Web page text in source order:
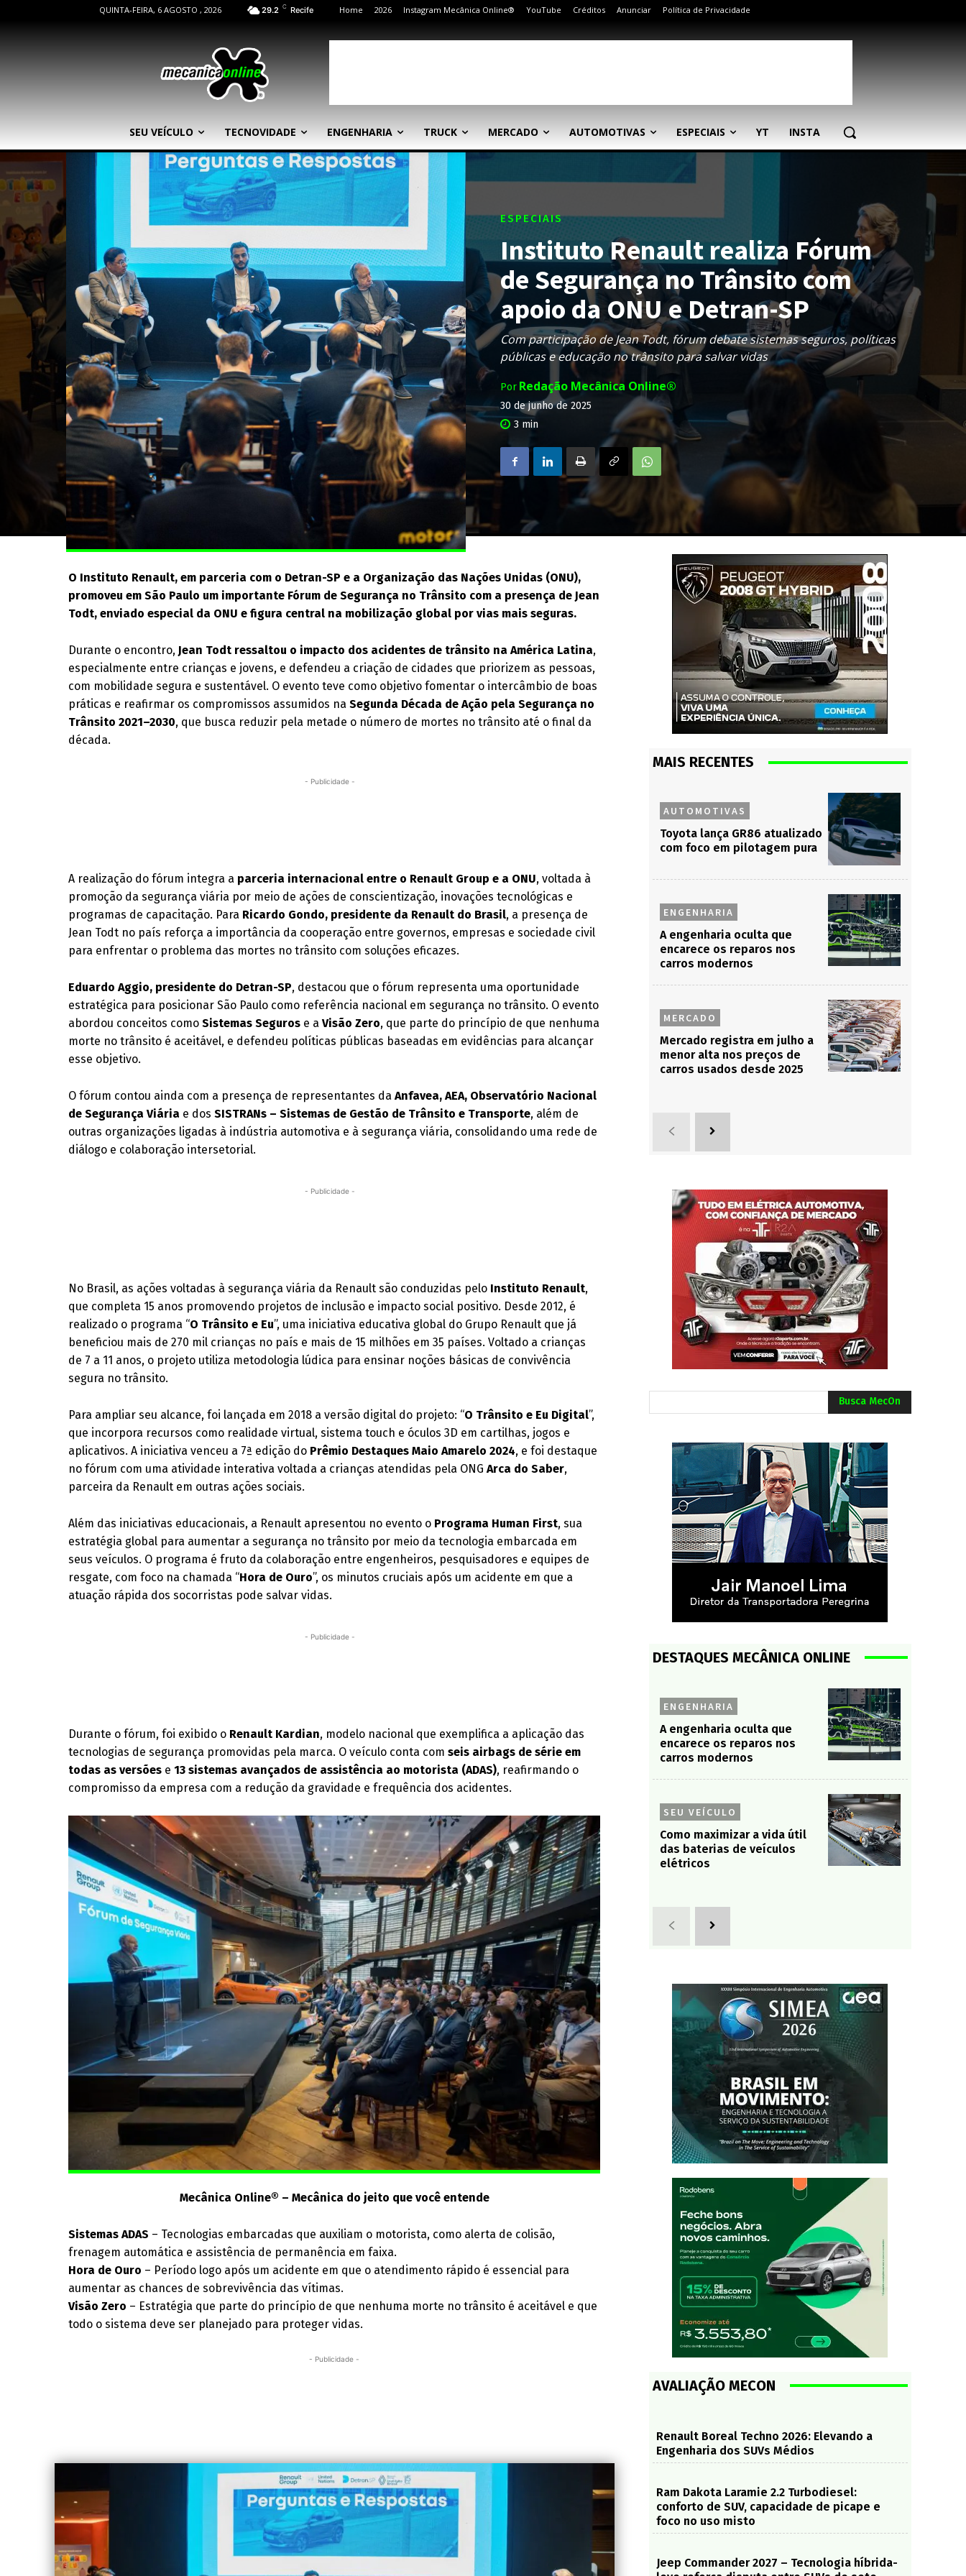
QUINTA-FEIRA, 6 AGOSTO , 2026 29.2 C Recife Home 2026 Instagram Mecânica Online® YouTube Créditos Anunciar Política de Privacidade
SEU VEÍCULO TECNOVIDADE ENGENHARIA TRUCK MERCADO AUTOMOTIVAS ESPECIAIS YT INSTA
ESPECIAIS
Instituto Renault realiza Fórum
de Segurança no Trânsito com
apoio da ONU e Detran-SP
Com participação de Jean Todt, fórum debate sistemas seguros, políticas
públicas e educação no trânsito para salvar vidas
Por Redação Mecânica Online®
30 de junho de 2025
3 min
O Instituto Renault, em parceria com o Detran-SP e a Organização das Nações Unidas (ONU),
promoveu em São Paulo um importante Fórum de Segurança no Trânsito com a presença de Jean
Todt, enviado especial da ONU e figura central na mobilização global por vias mais seguras.
Durante o encontro, Jean Todt ressaltou o impacto dos acidentes de trânsito na América Latina,
especialmente entre crianças e jovens, e defendeu a criação de cidades que priorizem as pessoas,
com mobilidade segura e sustentável. O evento teve como objetivo fomentar o intercâmbio de boas
práticas e reafirmar os compromissos assumidos naSegunda Década de Ação pela Segurança no
Trânsito 2021–2030, que busca reduzir pela metade o número de mortes no trânsito até o final da
década.
- Publicidade -
A realização do fórum integra a parceria internacional entre o Renault Group e a ONU, voltada à
promoção da segurança viária por meio de ações de conscientização, inovações tecnológicas e
programas de capacitação. Para Ricardo Gondo, presidente da Renault do Brasil, a presença de
Jean Todt no país reforça a importância da cooperação entre governos, empresas e sociedade civil
para enfrentar o problema das mortes no trânsito com soluções eficazes.
Eduardo Aggio, presidente do Detran-SP, destacou que o fórum representa uma oportunidade
estratégica para posicionar São Paulo como referência nacional em segurança no trânsito. O evento
abordou conceitos comoSistemas Seguros e aVisão Zero, que parte do princípio de que nenhuma
morte no trânsito é aceitável, e defendeu políticas públicas baseadas em evidências para alcançar
esse objetivo.
O fórum contou ainda com a presença de representantes daAnfavea, AEA, Observatório Nacional
de Segurança Viária e dosSISTRANs – Sistemas de Gestão de Trânsito e Transporte, além de
outras organizações ligadas à indústria automotiva e à segurança viária, consolidando uma rede de
diálogo e colaboração intersetorial.
- Publicidade -
No Brasil, as ações voltadas à segurança viária da Renault são conduzidas pelo Instituto Renault,
que completa 15 anos promovendo projetos de inclusão e impacto social positivo. Desde 2012, é
realizado o programa “O Trânsito e Eu”, uma iniciativa educativa global do Grupo Renault que já
beneficiou mais de 270 mil crianças no país e mais de 15 milhões em 35 países. Voltado a crianças
de 7 a 11 anos, o projeto utiliza metodologia lúdica para ensinar noções básicas de convivência
segura no trânsito.
Para ampliar seu alcance, foi lançada em 2018 a versão digital do projeto: “O Trânsito e Eu Digital”,
que incorpora recursos como realidade virtual, sistema touch e óculos 3D em cartilhas, jogos e
aplicativos. A iniciativa venceu a 7ª edição do Prêmio Destaques Maio Amarelo 2024, e foi destaque
no fórum com uma atividade interativa voltada a crianças atendidas pela ONGArca do Saber,
parceira da Renault em outras ações sociais.
Além das iniciativas educacionais, a Renault apresentou no evento o Programa Human First, sua
estratégia global para aumentar a segurança no trânsito por meio da tecnologia embarcada em
seus veículos. O programa é fruto da colaboração entre engenheiros, pesquisadores e equipes de
resgate, com foco na chamada “Hora de Ouro”, os minutos cruciais após um acidente em que a
atuação rápida dos socorristas pode salvar vidas.
- Publicidade -
Durante o fórum, foi exibido o Renault Kardian, modelo nacional que exemplifica a aplicação das
tecnologias de segurança promovidas pela marca. O veículo conta comseis airbags de série em
todas as versões e13 sistemas avançados de assistência ao motorista (ADAS), reafirmando o
compromisso da empresa com a redução da gravidade e frequência dos acidentes.
Mecânica Online® – Mecânica do jeito que você entende
Sistemas ADAS – Tecnologias embarcadas que auxiliam o motorista, como alerta de colisão,
frenagem automática e assistência de permanência em faixa.
Hora de Ouro – Período logo após um acidente em que o atendimento rápido é essencial para
aumentar as chances de sobrevivência das vítimas.
Visão Zero – Estratégia que parte do princípio de que nenhuma morte no trânsito é aceitável e que
todo o sistema deve ser planejado para proteger vidas.
- Publicidade -
MAIS RECENTES
AUTOMOTIVAS
Toyota lança GR86 atualizado
com foco em pilotagem pura
ENGENHARIA
A engenharia oculta que
encarece os reparos nos
carros modernos
MERCADO
Mercado registra em julho a
menor alta nos preços de
carros usados desde 2025
Busca MecOn
DESTAQUES MECÂNICA ONLINE
ENGENHARIA
A engenharia oculta que
encarece os reparos nos
carros modernos
SEU VEÍCULO
Como maximizar a vida útil
das baterias de veículos
elétricos
AVALIAÇÃO MECON
Renault Boreal Techno 2026: Elevando a
Engenharia dos SUVs Médios
Ram Dakota Laramie 2.2 Turbodiesel:
conforto de SUV, capacidade de picape e
foco no uso misto
Jeep Commander 2027 – Tecnologia híbrida-